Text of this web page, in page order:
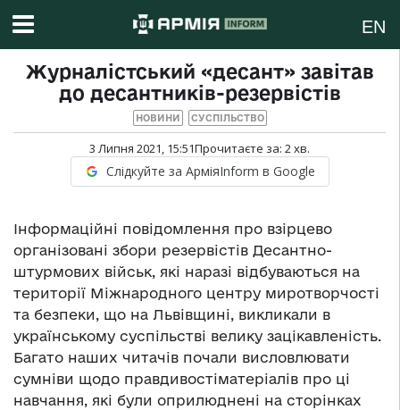
EN
Журналістський «десант» завітав
до десантників-резервістів
НОВИНИ СУСПІЛЬСТВО
3 Липня 2021, 15:51Прочитаєте за: 2хв.
Слідкуйте за АрміяInform в Google
Інформаційні повідомлення про взірцево
організовані збори резервістів Десантно-
штурмових військ, які наразі відбуваються на
території Міжнародного центру миротворчості
та безпеки, що на Львівщині, викликали в
українському суспільстві велику зацікавленість.
Багато наших читачів почали висловлювати
сумніви щодо правдивостіматеріалів про ці
навчання, які були оприлюднені на сторінках